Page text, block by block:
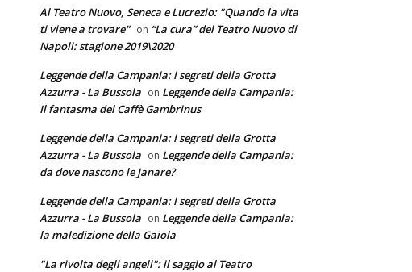
Al Teatro Nuovo, Seneca e Lucrezio: "Quando la vita
ti viene a trovare" on “La cura” del Teatro Nuovo di
Napoli: stagione 2019\2020
Leggende della Campania: i segreti della Grotta
Azzurra - La Bussola on Leggende della Campania:
Il fantasma del Caffè Gambrinus
Leggende della Campania: i segreti della Grotta
Azzurra - La Bussola on Leggende della Campania:
da dove nascono le Janare?
Leggende della Campania: i segreti della Grotta
Azzurra - La Bussola on Leggende della Campania:
la maledizione della Gaiola
"La rivolta degli angeli": il saggio al Teatro